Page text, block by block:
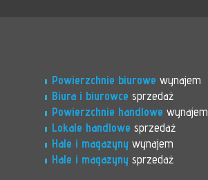
Powierzchnie biurowe wynajem
Biura i biurowce sprzedaż
Powierzchnie handlowe wynajem
Lokale handlowe sprzedaż
Hale i magazyny wynajem
Hale i magazyny sprzedaż